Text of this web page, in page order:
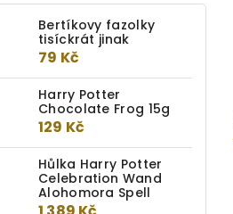
Bertíkovy fazolky
tisíckrát jinak
79 Kč
Harry Potter
Chocolate Frog 15g
129 Kč
Hůlka Harry Potter
Celebration Wand
Alohomora Spell